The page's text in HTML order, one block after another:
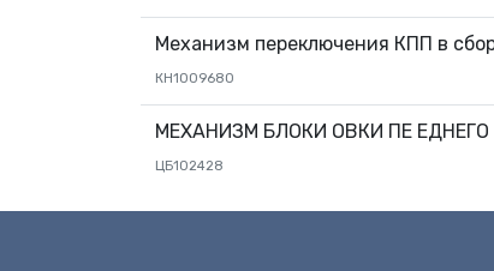
Механизм переключения КПП в
КН1009680
МЕХАНИЗМ БЛОКИ ОВКИ ПЕ ЕДНЕГО
ЦБ102428